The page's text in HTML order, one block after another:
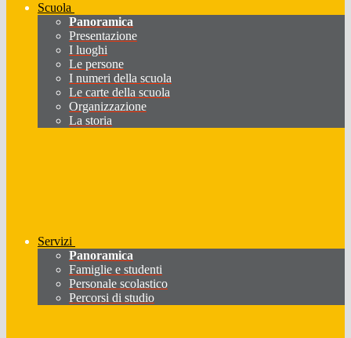
Scuola
Panoramica
Presentazione
I luoghi
Le persone
I numeri della scuola
Le carte della scuola
Organizzazione
La storia
Servizi
Panoramica
Famiglie e studenti
Personale scolastico
Percorsi di studio